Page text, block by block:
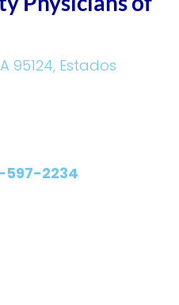
95124, Estados
597-2234